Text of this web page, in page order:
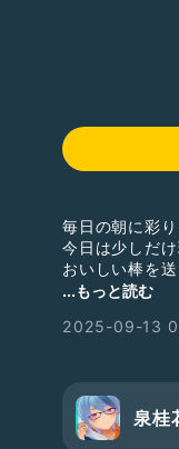
毎日の朝に彩
今日は少しだ
おいしい棒を
...もっと読む
2025-09-13
泉桂